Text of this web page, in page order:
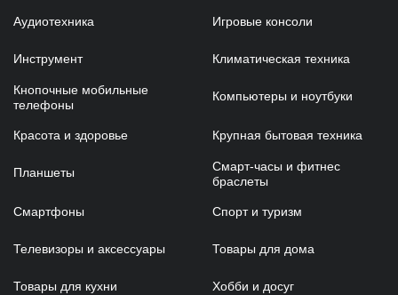
Аудиотехника Игровые консоли
Инструмент Климатическая техника
Кнопочные мобильные
телефоны
Компьютеры и ноутбуки
Красота и здоровье Крупная бытовая техника
Планшеты
Смарт-часы и фитнес
браслеты
Смартфоны Спорт и туризм
Телевизоры и аксессуары Товары для дома
Товары для кухни Хобби и досуг